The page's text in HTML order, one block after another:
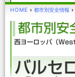
HOME › 都市別安全情報 ›